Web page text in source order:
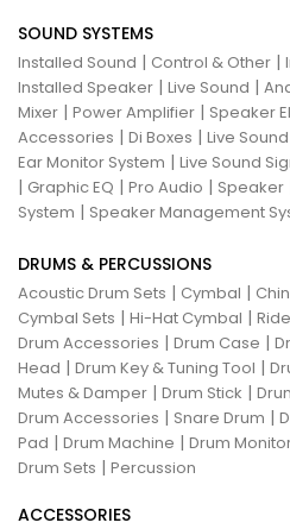
SOUND SYSTEMS
Installed Sound | Control & Other |
Installed Speaker | Live Sound |
Mixer | Power Amplifier | Speaker
Accessories | Di Boxes | Live
Ear Monitor System | Live Sound
| Graphic EQ | Pro Audio | Speaker
System | Speaker Management
DRUMS & PERCUSSIONS
Acoustic Drum Sets | Cymbal |
Cymbal Sets | Hi-Hat Cymbal |
Drum Accessories | Drum Case |
Head | Drum Key & Tuning Tool |
Mutes & Damper | Drum Stick |
Drum Accessories | Snare Drum |
Pad | Drum Machine | Drum
Drum Sets | Percussion
ACCESSORIES